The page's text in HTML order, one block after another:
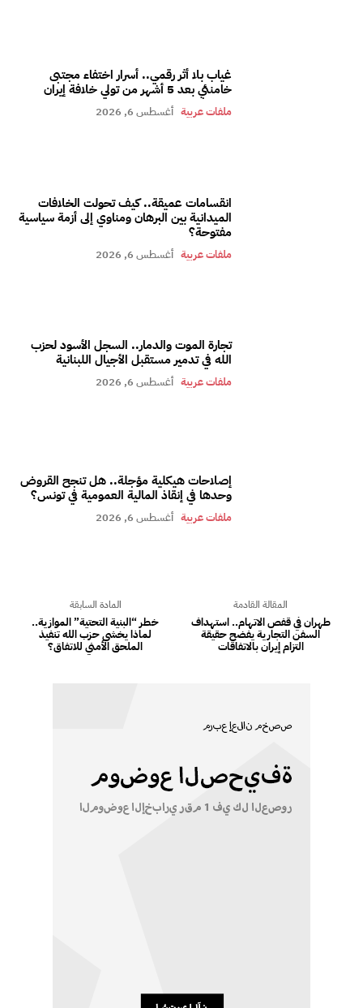
غياب بلا أثر رقمي.. أسرار اختفاء مجتبى
خامنئي بعد 5 أشهر من تولي خلافة إيران
ملفات عربية أغسطس 6, 2026
انقسامات عميقة.. كيف تحولت الخلافات
الميدانية بين البرهان ومناوي إلى أزمة سياسية
مفتوحة؟
ملفات عربية أغسطس 6, 2026
تجارة الموت والدمار.. السجل الأسود لحزب
الله في تدمير مستقبل الأجيال اللبنانية
ملفات عربية أغسطس 6, 2026
إصلاحات هيكلية مؤجلة.. هل تنجح القروض
وحدها في إنقاذ المالية العمومية في تونس؟
ملفات عربية أغسطس 6, 2026
المادة السابقة
خطر “البنية التحتية” الموازية..
لماذا يخشى حزب الله تنفيذ
الملحق الأمني للاتفاق؟
المقالة القادمة
طهران في قفص الاتهام.. استهداف
السفن التجارية يفضح حقيقة
التزام إيران بالاتفاقات